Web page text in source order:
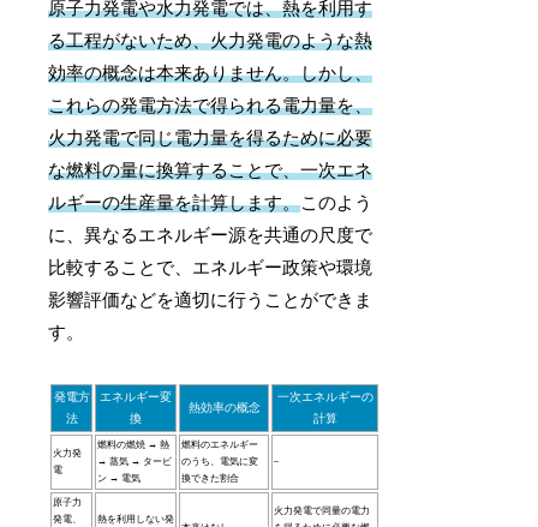
原子力発電や水力発電では、熱を利用す
る工程がないため、火力発電のような熱
効率の概念は本来ありません。しかし、
これらの発電方法で得られる電力量を、
火力発電で同じ電力量を得るために必要
な燃料の量に換算することで、一次エネ
ルギーの生産量を計算します。このよう
に、異なるエネルギー源を共通の尺度で
比較することで、エネルギー政策や環境
影響評価などを適切に行うことができま
す。
発電方
法
エネルギー変
換
熱効率の概念
一次エネルギーの
計算
火力発
電
燃料の燃焼 → 熱
→ 蒸気 → タービ
ン → 電気
燃料のエネルギー
のうち、電気に変
換できた割合
–
原子力
発電、
熱を利用しない発
火力発電で同量の電力